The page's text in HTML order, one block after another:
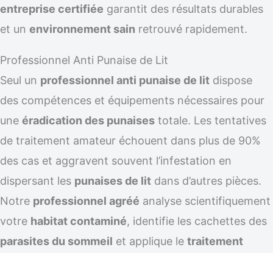
entreprise certifiée garantit des résultats durables
et un environnement sain retrouvé rapidement.
Professionnel Anti Punaise de Lit
Seul un professionnel anti punaise de lit dispose
des compétences et équipements nécessaires pour
une éradication des punaises totale. Les tentatives
de traitement amateur échouent dans plus de 90%
des cas et aggravent souvent l’infestation en
dispersant les punaises de lit dans d’autres pièces.
Notre professionnel agréé analyse scientifiquement
votre habitat contaminé, identifie les cachettes des
parasites du sommeil et applique le traitement